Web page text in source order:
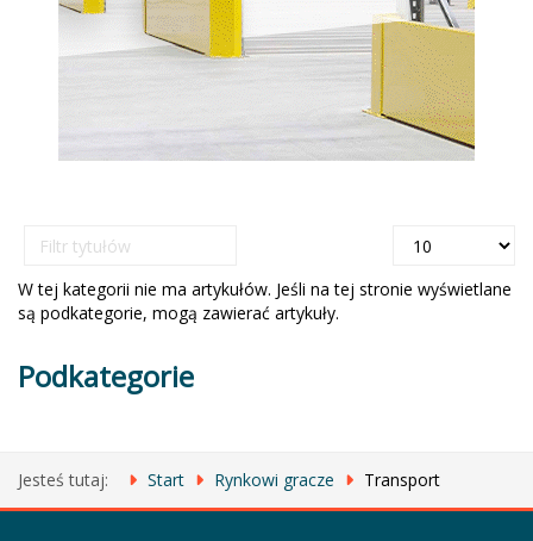
Filtr
tytułów
Pokaż
W tej kategorii nie ma artykułów. Jeśli na tej stronie wyświetlane
są podkategorie, mogą zawierać artykuły.
Podkategorie
Jesteś tutaj: Start Rynkowi gracze Transport